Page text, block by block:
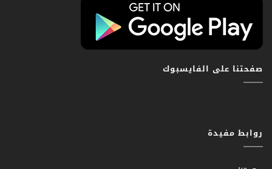
صفحتنا على الفايسبوك
روابط مفيدة